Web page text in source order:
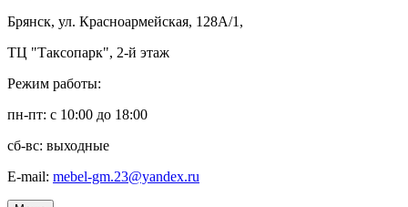
Брянск, ул. Красноармейская, 128А/1,
ТЦ "Таксопарк", 2-й этаж
Режим работы:
пн-пт: c 10:00 до 18:00
сб-вс: выходные
E-mail: mebel-gm.23@yandex.ru